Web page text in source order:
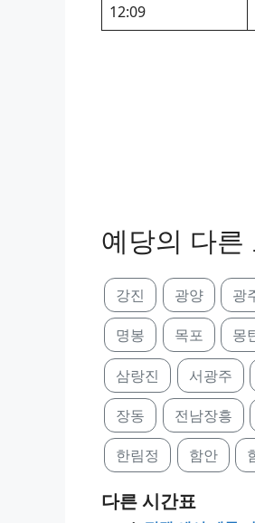
12:09
예당의 다른
강진 광양 광
명봉 목포 몽
삼랑진 서광주
장동 전남장흥
한림정 함안
다른 시간표